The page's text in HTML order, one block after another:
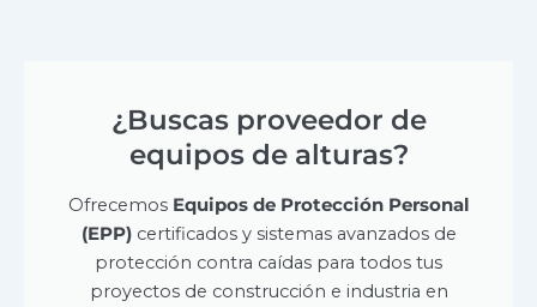
¿Buscas proveedor de
equipos de alturas?
Ofrecemos Equipos de Protección Personal
(EPP)certificados y sistemas avanzados de
protección contra caídas para todos tus
proyectos de construcción e industria en